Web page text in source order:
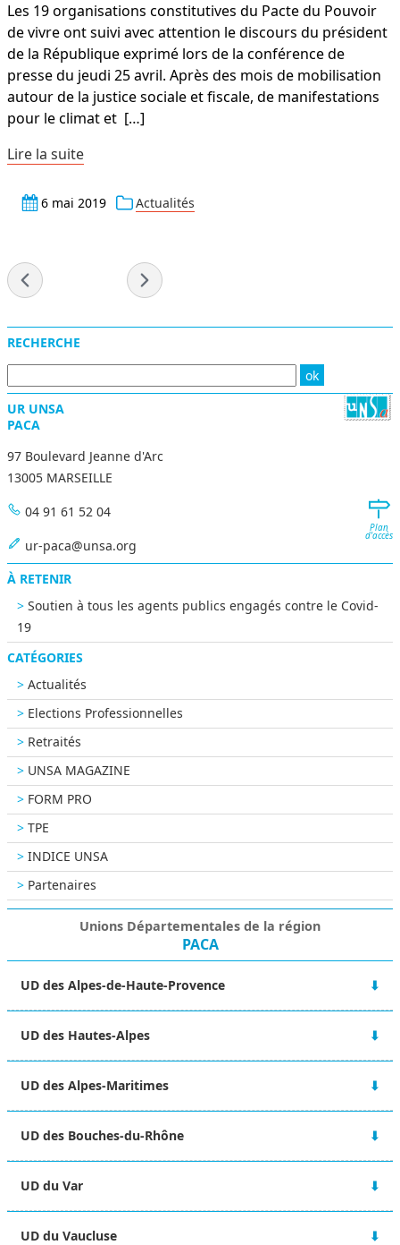
Les 19 organisations constitutives du Pacte du Pouvoir
de vivre ont suivi avec attention le discours du président
de la République exprimé lors de la conférence de
presse du jeudi 25 avril. Après des mois de mobilisation
autour de la justice sociale et fiscale, de manifestations
pour le climat et […]
Lire la suite
6 mai 2019 Actualités
Menu
RECHERCHE
UR UNSA
PACA
97 Boulevard Jeanne d'Arc
13005 MARSEILLE
Plan
d'accès
04 91 61 52 04
ur-paca@unsa.org
À RETENIR
Soutien à tous les agents publics engagés contre le Covid-
19
CATÉGORIES
Actualités
Elections Professionnelles
Retraités
UNSA MAGAZINE
FORM PRO
TPE
INDICE UNSA
Partenaires
Unions Départementales de la région
PACA
UD des Alpes-de-Haute-Provence
42 Boulevard Victor Hugo
04000 DIGNE LES BAINS
06 84 23 29 39
UD des Hautes-Alpes
14 avenue Commandant Dumont
05000 GAP
04 92 21 06 35
UD des Alpes-Maritimes
06000 NICE
06 63 46 10 02
ud-06@unsa.org
UD des Bouches-du-Rhône
13005 MARSEILLE
04 91 66 68 19
ud-13@unsa.org
UD du Var
13 Avenue Amiral Collet
UD du Vaucluse